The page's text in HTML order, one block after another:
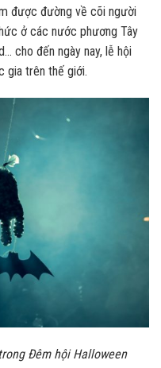
được đường về cõi người
ở các nước phương Tây
cho đến ngày nay, lễ hội
gia trên thế giới.
Đêm hội Halloween